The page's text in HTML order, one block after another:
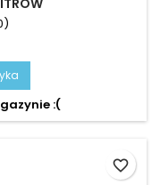
:(
favorite_border